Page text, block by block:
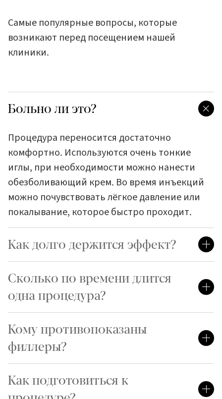
Самые популярные вопросы, которые
возникают перед посещением нашей
клиники.
Больно ли это?
Процедура переносится достаточно
комфортно. Используются очень тонкие
иглы, при необходимости можно нанести
обезболивающий крем. Во время инъекций
можно почувствовать лёгкое давление или
покалывание, которое быстро проходит.
Как долго держится эффект?
Сколько по времени длится
одна процедура?
Кому противопоказаны
филлеры?
Как подготовиться к